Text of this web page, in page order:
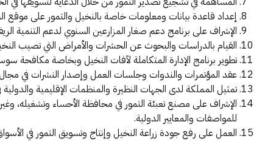
إعداد قاعدة بيانات ومعلومات خاصة بالنخيل والتمور على موقع
الإشراف على برنامج دعم صغار المزارعين السنوي لدعم التنمية
القيام بالدراسات والبحوث عن الحشرات والأمراض التي تصيب
تطوير برنامج الإدارة المتكاملة لآفات النخيل وبخاصة مكافحة
عقد المؤتمرات والندوات وجلسات العمل وإصدار النشرات في
تمثيل المملكة لدى الجهات النظيرة والمنظمات الإقليمية
الإشراف على مصنع تعبئة التمور في محافظة الأحساء وتشغيله،
للمواصفات والمعايير الدولية.
العمل على رفع جودة زراعة النخيل وإنتاج وتسويق التمور في